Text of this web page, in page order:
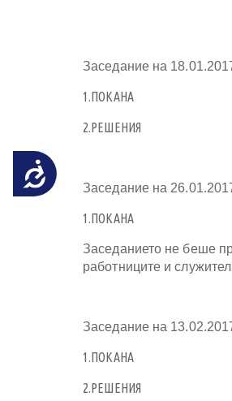
Достъпност
увреждания,
които
използват
Заседание на
1.ПОКАНА
2.РЕШЕНИЯ
Заседание на
1.ПОКАНА
Заседанието не беше
работниците и
Заседание на
1.ПОКАНА
2.РЕШЕНИЯ